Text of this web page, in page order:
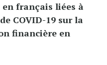
en français liées à
COVID-19 sur la
financière en